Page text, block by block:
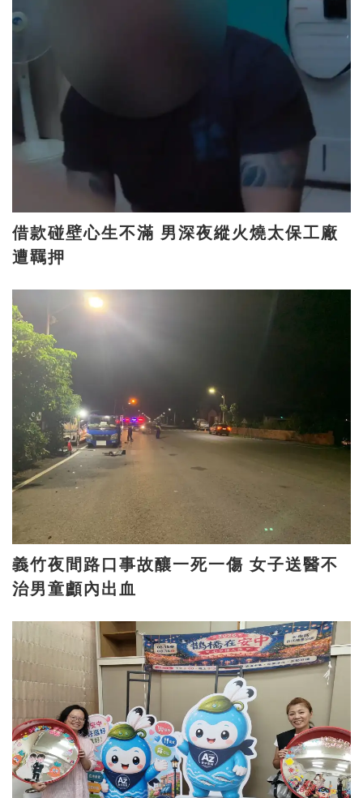
借款碰壁心生不滿 男深夜縱火燒太保工廠
遭羈押
義竹夜間路口事故釀一死一傷 女子送醫不
治男童顱內出血